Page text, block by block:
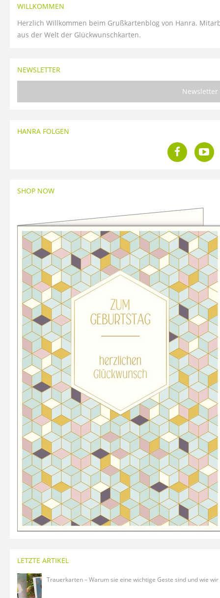
WILLKOMMEN
Herzlich Willkommen beim Grußkartenblog von Hanra.
aus der Welt der Glückwunschkarten.
NEWSLETTER
HANRA FOLGEN
SHOP NOW
LETZTE ARTIKEL
Trauerkarten – Warum sie eine wichtige Geste sind und wie